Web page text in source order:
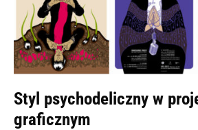
Styl psychodeliczny w
graficznym